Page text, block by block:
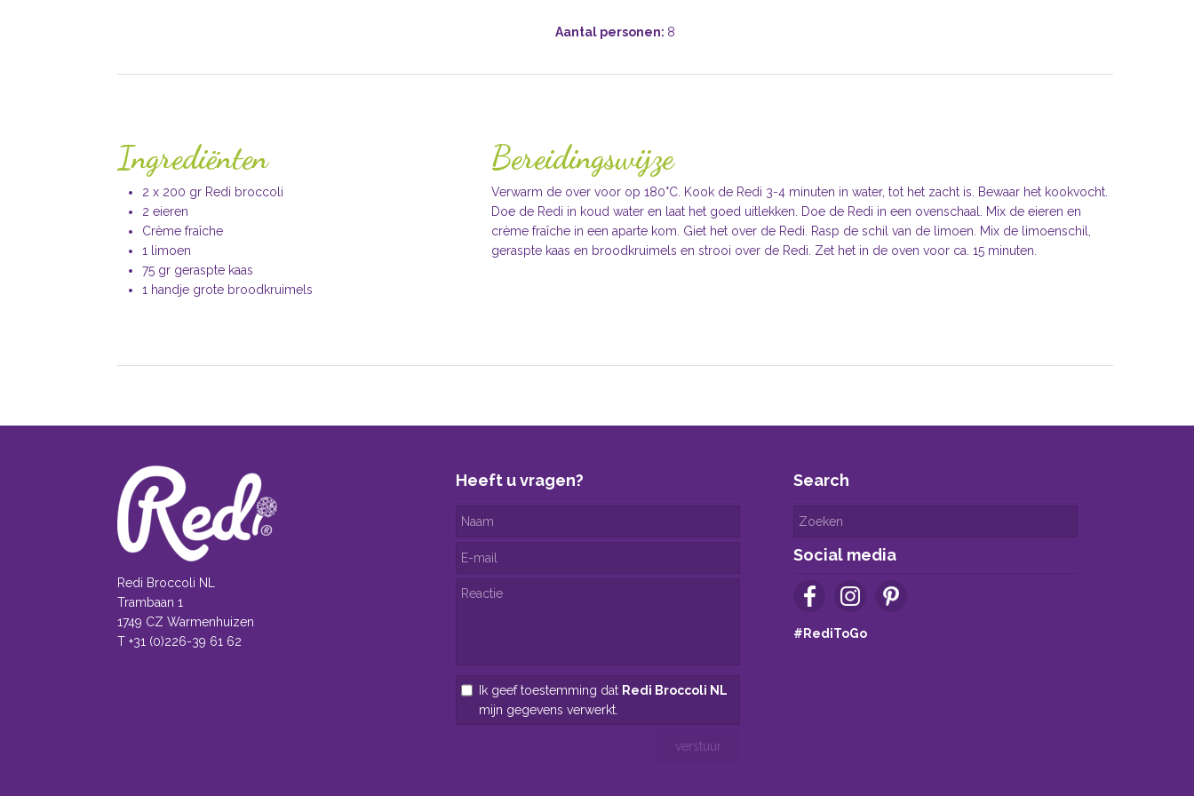
Aantal personen: 8
Ingrediënten
2 x 200 gr Redi broccoli
2 eieren
Crème fraîche
1 limoen
75 gr geraspte kaas
1 handje grote broodkruimels
Bereidingswijze
Verwarm de over voor op 180°C. Kook de Redi 3-4 minuten in water, tot het zacht is. Bewaar het kookvocht.
Doe de Redi in koud water en laat het goed uitlekken. Doe de Redi in een ovenschaal. Mix de eieren en
crème fraîche in een aparte kom. Giet het over de Redi. Rasp de schil van de limoen. Mix de limoenschil,
geraspte kaas en broodkruimels en strooi over de Redi. Zet het in de oven voor ca. 15 minuten.
Redi Broccoli NL
Trambaan 1
1749 CZ Warmenhuizen
T +31 (0)226-39 61 62
Heeft u vragen?
Ik geef toestemming dat Redi Broccoli NL
mijn gegevens verwerkt.
Search
Social media
#RediToGo